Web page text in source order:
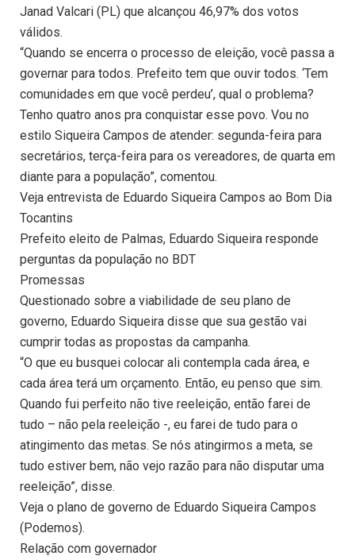
Janad Valcari (PL) que alcançou 46,97% dos votos
válidos.
“Quando se encerra o processo de eleição, você passa a
governar para todos. Prefeito tem que ouvir todos. ‘Tem
comunidades em que você perdeu’, qual o problema?
Tenho quatro anos pra conquistar esse povo. Vou no
estilo Siqueira Campos de atender: segunda-feira para
secretários, terça-feira para os vereadores, de quarta em
diante para a população”, comentou.
Veja entrevista de Eduardo Siqueira Campos ao Bom Dia
Tocantins
Prefeito eleito de Palmas, Eduardo Siqueira responde
perguntas da população no BDT
Promessas
Questionado sobre a viabilidade de seu plano de
governo, Eduardo Siqueira disse que sua gestão vai
cumprir todas as propostas da campanha.
“O que eu busquei colocar ali contempla cada área, e
cada área terá um orçamento. Então, eu penso que sim.
Quando fui perfeito não tive reeleição, então farei de
tudo – não pela reeleição -, eu farei de tudo para o
atingimento das metas. Se nós atingirmos a meta, se
tudo estiver bem, não vejo razão para não disputar uma
reeleição”, disse.
Veja o plano de governo de Eduardo Siqueira Campos
(Podemos).
Relação com governador